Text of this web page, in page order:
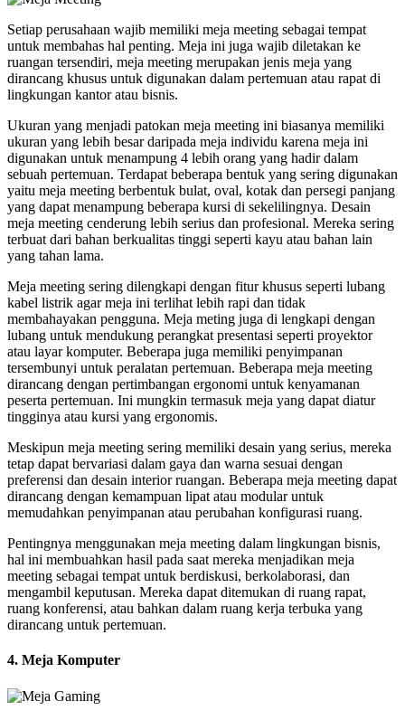
Setiap perusahaan wajib memiliki meja meeting sebagai tempat
untuk membahas hal penting. Meja ini juga wajib diletakan ke
ruangan tersendiri, meja meeting merupakan jenis meja yang
dirancang khusus untuk digunakan dalam pertemuan atau rapat di
lingkungan kantor atau bisnis.
Ukuran yang menjadi patokan meja meeting ini biasanya memiliki
ukuran yang lebih besar daripada meja individu karena meja ini
digunakan untuk menampung 4 lebih orang yang hadir dalam
sebuah pertemuan. Terdapat beberapa bentuk yang sering digunakan
yaitu meja meeting berbentuk bulat, oval, kotak dan persegi panjang
yang dapat menampung beberapa kursi di sekelilingnya. Desain
meja meeting cenderung lebih serius dan profesional. Mereka sering
terbuat dari bahan berkualitas tinggi seperti kayu atau bahan lain
yang tahan lama.
Meja meeting sering dilengkapi dengan fitur khusus seperti lubang
kabel listrik agar meja ini terlihat lebih rapi dan tidak
membahayakan pengguna. Meja meting juga di lengkapi dengan
lubang untuk mendukung perangkat presentasi seperti proyektor
atau layar komputer. Beberapa juga memiliki penyimpanan
tersembunyi untuk peralatan pertemuan. Beberapa meja meeting
dirancang dengan pertimbangan ergonomi untuk kenyamanan
peserta pertemuan. Ini mungkin termasuk meja yang dapat diatur
tingginya atau kursi yang ergonomis.
Meskipun meja meeting sering memiliki desain yang serius, mereka
tetap dapat bervariasi dalam gaya dan warna sesuai dengan
preferensi dan desain interior ruangan. Beberapa meja meeting dapat
dirancang dengan kemampuan lipat atau modular untuk
memudahkan penyimpanan atau perubahan konfigurasi ruang.
Pentingnya menggunakan meja meeting dalam lingkungan bisnis,
hal ini membuahkan hasil pada saat mereka menjadikan meja
meeting sebagai tempat untuk berdiskusi, berkolaborasi, dan
mengambil keputusan. Mereka dapat ditemukan di ruang rapat,
ruang konferensi, atau bahkan dalam ruang kerja terbuka yang
dirancang untuk pertemuan.
4. Meja Komputer